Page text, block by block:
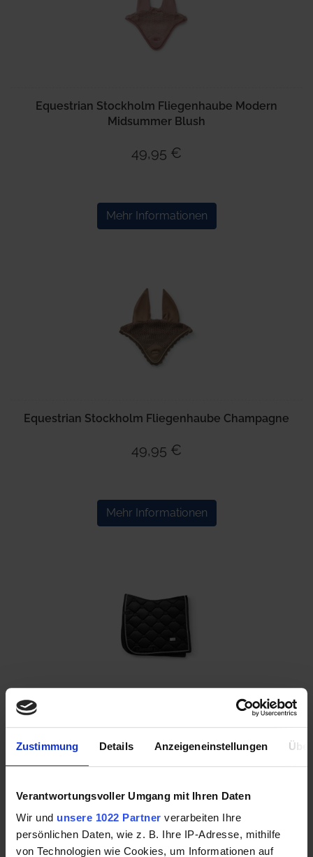
Zustimmung Details Anzeigeneinstellungen
Verantwortungsvoller Umgang mit Ihren Daten
Wir und unsere 1022 Partner verarbeiten Ihre
persönlichen Daten, wie z. B. Ihre IP-Adresse, mithilfe
von Technologien wie Cookies, um Informationen auf
Equestrian Stockholm Fliegenhaube Modern
Midsummer Blush
49,95 €
Mehr Informationen
Equestrian Stockholm Fliegenhaube Champagne
49,95 €
Mehr Informationen
Equestrian Stockholm Schabracke Black Edition
89,95 €